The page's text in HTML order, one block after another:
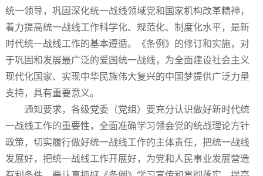
统一领导，巩固深化统一战线领域党和国家机构改革精神，
着力提高统一战线工作科学化、规范化、制度化水平，是新
时代统一战线工作的基本遵循。《条例》的修订和实施，对
于巩固和发展最广泛的爱国统一战线，为全面建设社会主义
现代化国家、实现中华民族伟大复兴的中国梦提供广泛力量
支持，具有重要意义。
通知要求，各级党委（党组）要充分认识做好新时代统
一战线工作的重要性，全面准确学习领会党的统战理论方针
政策，切实履行做好统一战线工作的主体责任，把统一战线
发展好，把统一战线工作开展好，为党和人民事业发展营造